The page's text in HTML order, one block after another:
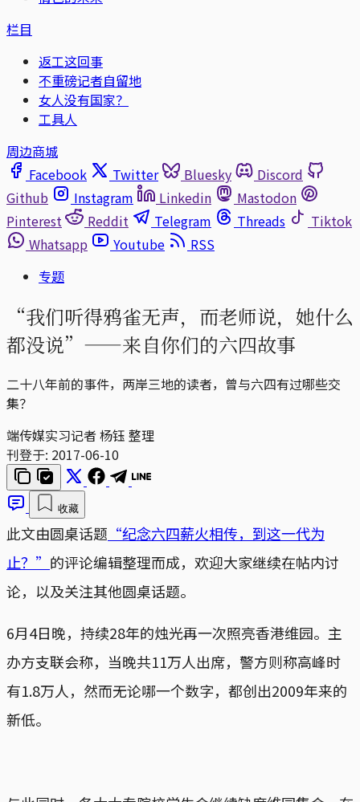
栏目
返工这回事
不重磅记者自留地
女人没有国家？
工具人
周边商城
Facebook
Twitter Bluesky
Discord
Github
Instagram Linkedin
Mastodon
Pinterest
Reddit Telegram Threads
Tiktok
Whatsapp
Youtube
RSS
专题
“我们听得鸦雀无声，而老师说，她什么
都没说”——来自你们的六四故事
二十八年前的事件，两岸三地的读者，曾与六四有过哪些交
集？
端传媒实习记者 杨钰 整理
刊登于: 2017-06-10
收藏
此文由圆桌话题 “纪念六四薪火相传，到这一代为
止？” 的评论编辑整理而成，欢迎大家继续在帖内讨
论，以及关注其他圆桌话题。
6月4日晚，持续28年的烛光再一次照亮香港维园。主
办方支联会称，当晚共11万人出席，警方则称高峰时
有1.8万人，然而无论哪一个数字，都创出2009年来的
新低。